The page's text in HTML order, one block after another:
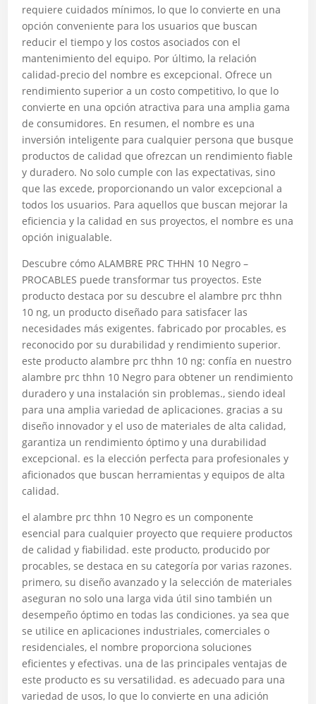
requiere cuidados mínimos, lo que lo convierte en una
opción conveniente para los usuarios que buscan
reducir el tiempo y los costos asociados con el
mantenimiento del equipo. Por último, la relación
calidad-precio del nombre es excepcional. Ofrece un
rendimiento superior a un costo competitivo, lo que lo
convierte en una opción atractiva para una amplia gama
de consumidores. En resumen, el nombre es una
inversión inteligente para cualquier persona que busque
productos de calidad que ofrezcan un rendimiento fiable
y duradero. No solo cumple con las expectativas, sino
que las excede, proporcionando un valor excepcional a
todos los usuarios. Para aquellos que buscan mejorar la
eficiencia y la calidad en sus proyectos, el nombre es una
opción inigualable.
Descubre cómo ALAMBRE PRC THHN 10 Negro –
PROCABLES puede transformar tus proyectos. Este
producto destaca por su descubre el alambre prc thhn
10 ng, un producto diseñado para satisfacer las
necesidades más exigentes. fabricado por procables, es
reconocido por su durabilidad y rendimiento superior.
este producto alambre prc thhn 10 ng: confía en nuestro
alambre prc thhn 10 Negro para obtener un rendimiento
duradero y una instalación sin problemas., siendo ideal
para una amplia variedad de aplicaciones. gracias a su
diseño innovador y el uso de materiales de alta calidad,
garantiza un rendimiento óptimo y una durabilidad
excepcional. es la elección perfecta para profesionales y
aficionados que buscan herramientas y equipos de alta
calidad.
el alambre prc thhn 10 Negro es un componente
esencial para cualquier proyecto que requiere productos
de calidad y fiabilidad. este producto, producido por
procables, se destaca en su categoría por varias razones.
primero, su diseño avanzado y la selección de materiales
aseguran no solo una larga vida útil sino también un
desempeño óptimo en todas las condiciones. ya sea que
se utilice en aplicaciones industriales, comerciales o
residenciales, el nombre proporciona soluciones
eficientes y efectivas. una de las principales ventajas de
este producto es su versatilidad. es adecuado para una
variedad de usos, lo que lo convierte en una adición